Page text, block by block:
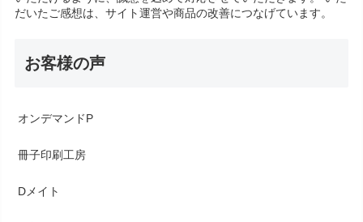
だいたご感想は、サイト運営や商品の改善につなげています。
お客様の声
オンデマンドP
冊子印刷工房
Dメイト